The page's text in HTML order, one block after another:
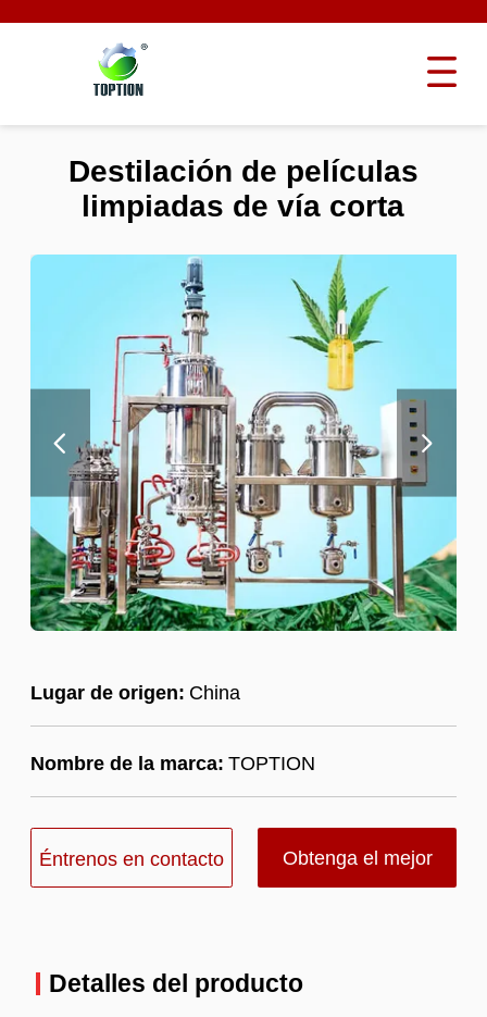
Lugar de origen: China
Nombre de la marca: TOPTION
Éntrenos en contacto Obtenga el mejor
Destilación de películas
limpiadas de vía corta
Detalles del producto